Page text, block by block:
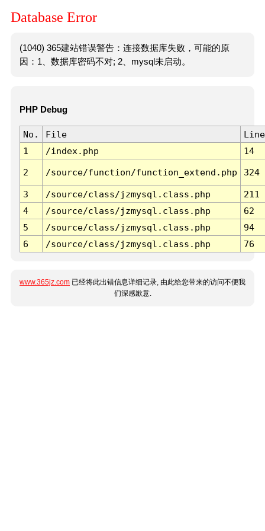
Database Error
(1040) 365建站错误警告：连接数据库失败，可能的原
因：1、数据库密码不对; 2、mysql未启动。
PHP Debug
No. File
Line
1
/index.php 14
2 /source/function/function_extend.php 324
3 /source/class/jzmysql.class.php
211
4
/source/class/jzmysql.class.php
62
5
/source/class/jzmysql.class.php
94
6
/source/class/jzmysql.class.php 76
www.365jz.com 已经将此出错信息详细记录, 由此给您带来的访问不便我
们深感歉意.